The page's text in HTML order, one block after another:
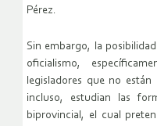
Pérez.
Sin embargo, la
oficialismo,
legisladores que no
incluso, estudian las
biprovincial, el cual